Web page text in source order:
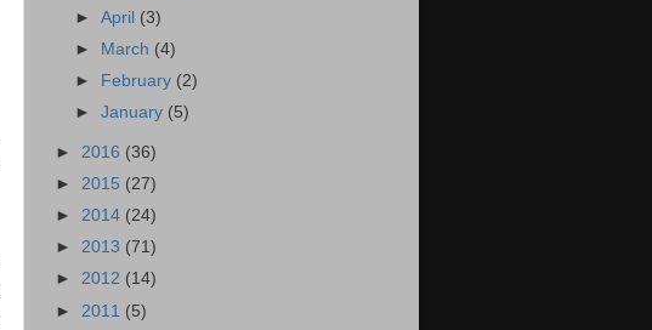
►April (3)
►
March (4)
►
February (2)
►January (5)
► 2016 (36)
► 2015 (27)
► 2014 (24)
► 2013 (71)
► 2012 (14)
► 2011 (5)